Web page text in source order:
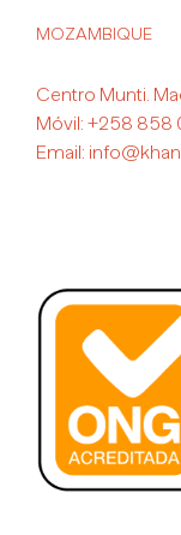
MOZAMBIQUE
Centro Munti.
Móvil: +258 858
Email: